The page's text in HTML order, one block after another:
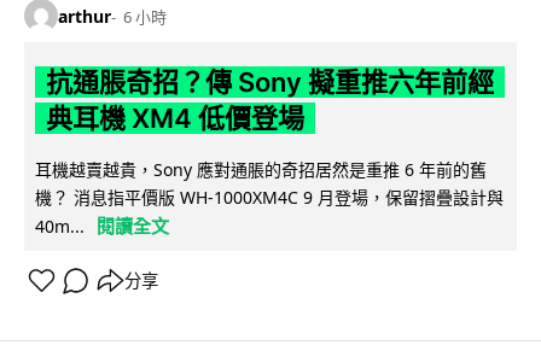
arthur 6 小時
抗通脹奇招？傳 Sony 擬重推六年前經
典耳機 XM4 低價登場
耳機越賣越貴，Sony 應對通脹的奇招居然是重推 6 年前的舊
機？ 消息指平價版 WH-1000XM4C 9 月登場，保留摺疊設計與
40m...
閱讀全文
分享